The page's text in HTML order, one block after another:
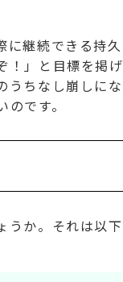
に継続できる持
！」と目標を掲
ちなし崩しにな
です。
うか。それは以